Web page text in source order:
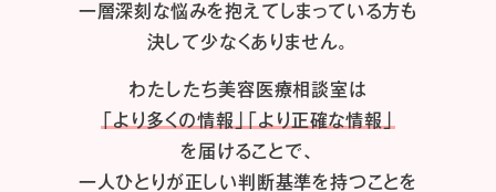
一層深刻な悩みを抱えてしまっている方も
決して少なくありません。
わたしたち美容医療相談室は
「より多くの情報」「より正確な情報」
を届けることで、
一人ひとりが正しい判断基準を持つことを